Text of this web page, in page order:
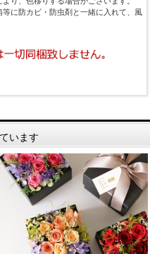
に防カビ・防虫剤と一緒に入れて、風
います